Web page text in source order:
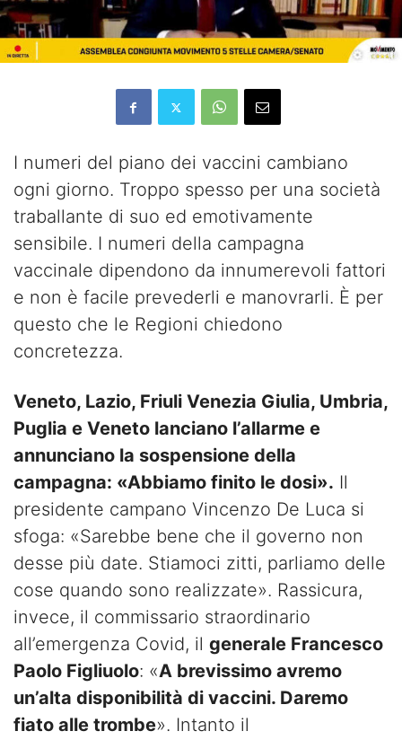
I numeri del piano dei vaccini cambiano
ogni giorno. Troppo spesso per una società
traballante di suo ed emotivamente
sensibile. I numeri della campagna
vaccinale dipendono da innumerevoli fattori
e non è facile prevederli e manovrarli. È per
questo che le Regioni chiedono
concretezza.
Veneto, Lazio, Friuli Venezia Giulia, Umbria,
Puglia e Veneto lanciano l’allarme e
annunciano la sospensione della
campagna: «Abbiamo finito le dosi». Il
presidente campano Vincenzo De Luca si
sfoga: «Sarebbe bene che il governo non
desse più date. Stiamoci zitti, parliamo delle
cose quando sono realizzate». Rassicura,
invece, il commissario straordinario
all’emergenza Covid, il generale Francesco
Paolo Figliuolo: «A brevissimo avremo
un’alta disponibilità di vaccini. Daremo
fiato alle trombe». Intanto il